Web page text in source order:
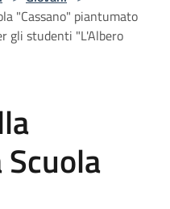
"Cassano" piantumato
gli studenti "L'Albero